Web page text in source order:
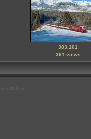
383.101
391 views